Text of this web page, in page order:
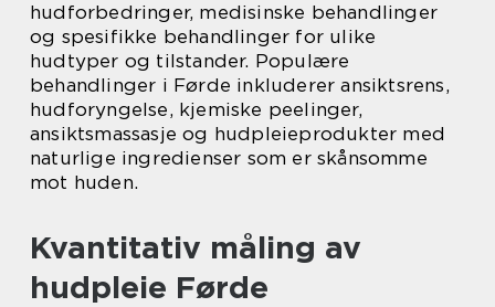
hudforbedringer, medisinske behandlinger
og spesifikke behandlinger for ulike
hudtyper og tilstander. Populære
behandlinger i Førde inkluderer ansiktsrens,
hudforyngelse, kjemiske peelinger,
ansiktsmassasje og hudpleieprodukter med
naturlige ingredienser som er skånsomme
mot huden.
Kvantitativ måling av
hudpleie Førde